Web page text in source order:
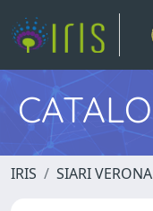
IRIS SIARI VERONA